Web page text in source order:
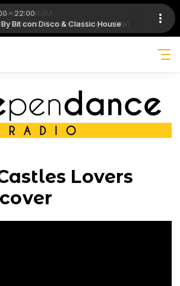
- 22:00
Bit con Disco & Classic House
AHORA
Talabot - Sunshine (Original Mix)
Lovers